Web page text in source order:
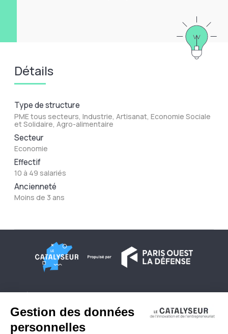
Détails
Type de structure
PME tous secteurs, Industrie, Artisanat, Economie Sociale
et Solidaire, Agro-alimentaire
Secteur
Economie
Effectif
10 à 49 salariés
Ancienneté
Moins de 3 ans
Conditions générales d'utilisation
Contactez-nous